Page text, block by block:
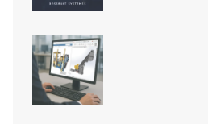
equipamentos industriais
acontece em agosto